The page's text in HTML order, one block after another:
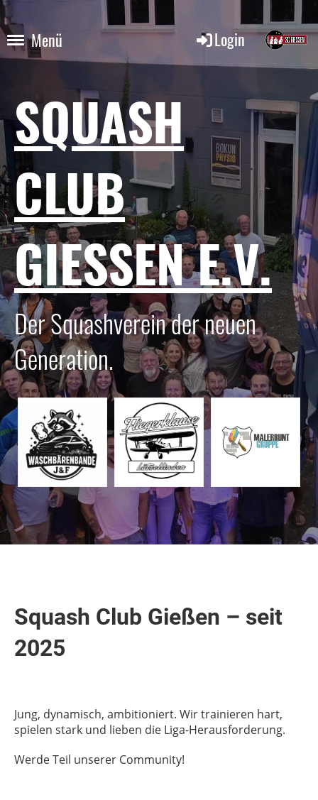
Menü Login
SQUASH
CLUB
GIESSEN E.V.
Der Squashverein der neuen
Generation.
Squash Club Gießen – seit
2025
Jung, dynamisch, ambitioniert. Wir trainieren hart,
spielen stark und lieben die Liga-Herausforderung.
Werde Teil unserer Community!